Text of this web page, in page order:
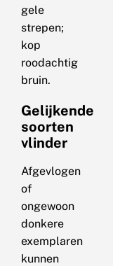
gele
strepen;
kop
roodachtig
bruin.
Gelijkende
soorten
vlinder
Afgevlogen
of
ongewoon
donkere
exemplaren
kunnen